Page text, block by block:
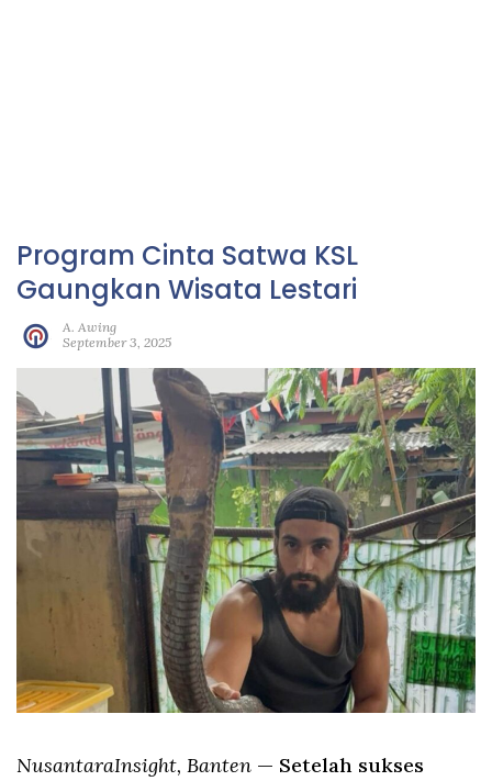
Program Cinta Satwa KSL
Gaungkan Wisata Lestari
A. Awing
September 3, 2025
NusantaraInsight, Banten — Setelah sukses